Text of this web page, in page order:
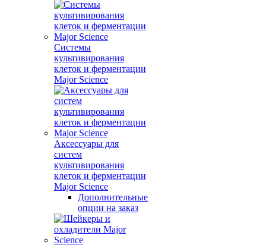
Системы
культивирования
клеток и ферментации
Major Science
Аксессуары для
систем
культивирования
клеток и ферментации
Major Science
Дополнительные
опции на заказ